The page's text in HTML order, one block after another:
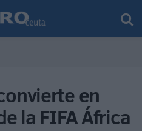
en
la FIFA África